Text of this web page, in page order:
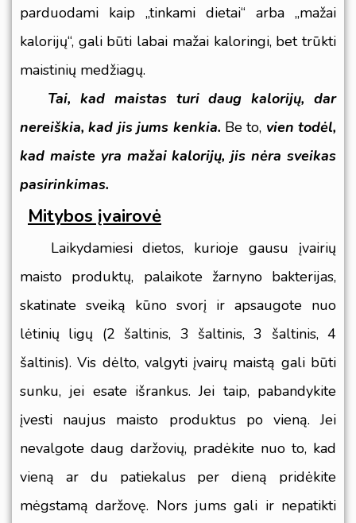
parduodami kaip „tinkami dietai“ arba „mažai
kalorijų“, gali būti labai mažai kaloringi, bet trūkti
maistinių medžiagų.
Tai, kad maistas turi daug kalorijų, dar
nereiškia, kad jis jums kenkia. Be to, vien todėl,
kad maiste yra mažai kalorijų, jis nėra sveikas
pasirinkimas.
Mitybos įvairovė
Laikydamiesi dietos, kurioje gausu įvairių
maisto produktų, palaikote žarnyno bakterijas,
skatinate sveiką kūno svorį ir apsaugote nuo
lėtinių ligų (2 šaltinis, 3 šaltinis,3 šaltinis, 4
šaltinis). Vis dėlto, valgyti įvairų maistą gali būti
sunku, jei esate išrankus. Jei taip, pabandykite
įvesti naujus maisto produktus po vieną. Jei
nevalgote daug daržovių, pradėkite nuo to, kad
vieną ar du patiekalus per dieną pridėkite
mėgstamą daržovę. Nors jums gali ir nepatikti